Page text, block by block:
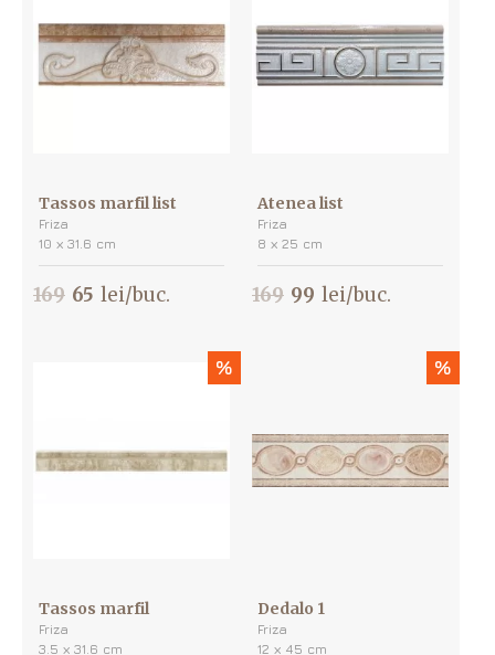
Tassos marfil list
Friza
10 х 31.6 cm
169 65 lei/buc.
Atenea list
Friza
8 х 25 cm
169 99 lei/buc.
%
Tassos marfil
Friza
3.5 х 31.6 cm
%
Dedalo 1
Friza
12 х 45 cm